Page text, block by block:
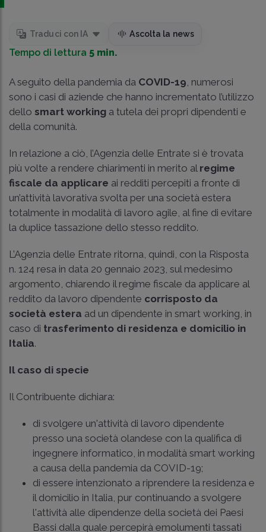
Traduci con IA Ascolta la news
Tempo di lettura 5 min.
A seguito della pandemia da COVID-19 , numerosi
sono i casi di aziende che hanno incrementato l’utilizzo
dello smart working a tutela dei propri dipendenti e
della comunità.
In relazione a ciò, l’Agenzia delle Entrate si è trovata
più volte a rendere chiarimenti in merito al regime
fiscale da applicare ai redditi percepiti a fronte di
un’attività lavorativa svolta per una società estera
totalmente in modalità di lavoro agile, al fine di evitare
la duplice tassazione dello stesso reddito.
L’Agenzia delle Entrate ritorna, quindi, con la Risposta
n. 124 resa in data 20 gennaio 2023, sul medesimo
argomento, chiarendo il regime fiscale da applicare al
reddito da lavoro dipendente corrisposto da
società estera ad un dipendente in smart working, in
caso di trasferimento di residenza e domicilio in
Italia.
Il caso di specie
Il Contribuente dichiara:
di svolgere un'attività di lavoro dipendente
presso una società olandese con la qualifica di
ingegnere informatico, in modalità smart working
a causa della pandemia da COVID-19;
di essere intenzionato a riprendere la residenza e
il domicilio in Italia, pur continuando a svolgere
l'attività alle dipendenze della società dei Paesi
Bassi dalla quale percepirà emolumenti tassati